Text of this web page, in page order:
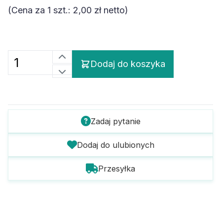
(Cena za 1 szt.: 2,00 złnetto)
Dodaj do koszyka
Zadaj pytanie
Dodaj do ulubionych
Przesyłka